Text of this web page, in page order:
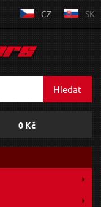
CZ SK
Hledat
0 Kč